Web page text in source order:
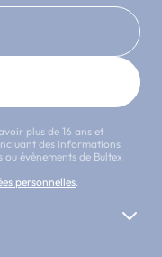
plus de 16 ans et
des informations
évènements de Bultex
personnelles.